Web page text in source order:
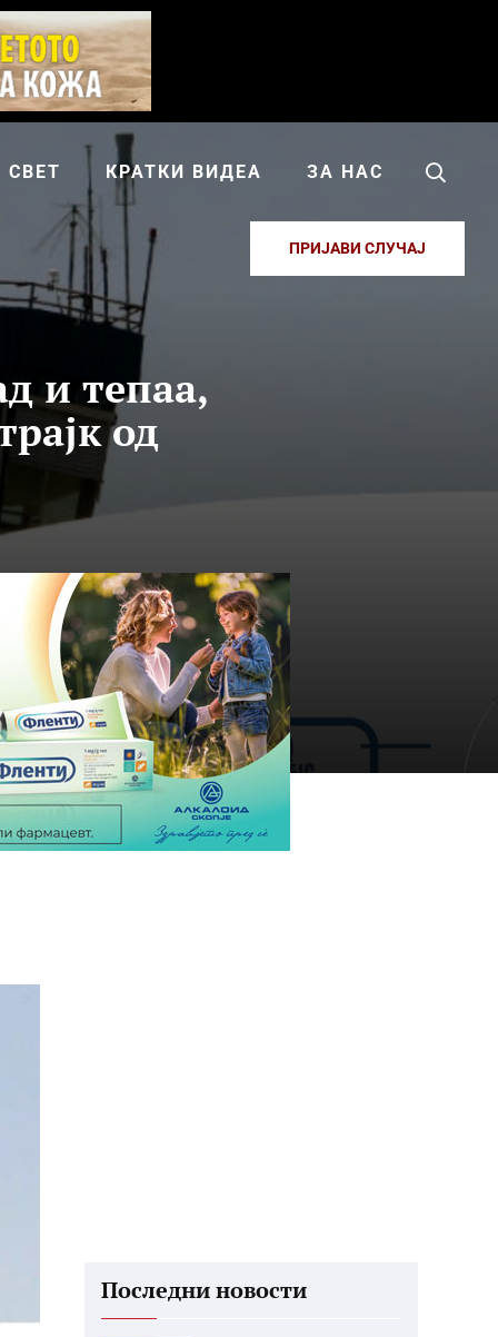
СВЕТ КРАТКИ ВИДЕА ЗА НАС
ПРИЈАВИ СЛУЧАЈ
и тепаа,
од
Последни новости